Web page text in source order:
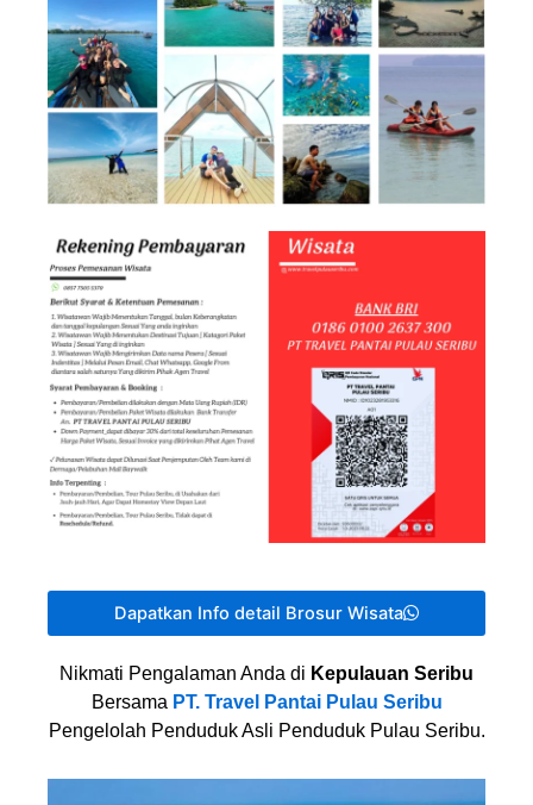
Dapatkan Info detail Brosur Wisata
Nikmati Pengalaman Anda di Kepulauan Seribu
Bersama PT. Travel Pantai Pulau Seribu
Pengelolah Penduduk Asli Penduduk Pulau Seribu.